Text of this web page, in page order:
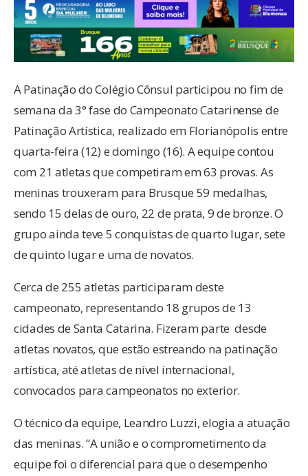
A Patinação do Colégio Cônsul participou no fim de
semana da 3° fase do Campeonato Catarinense de
Patinação Artística, realizado em Florianópolis entre
quarta-feira (12) e domingo (16). A equipe contou
com 21 atletas que competiram em 63 provas. As
meninas trouxeram para Brusque 59 medalhas,
sendo 15 delas de ouro, 22 de prata, 9 de bronze. O
grupo ainda teve 5 conquistas de quarto lugar, sete
de quinto lugar e uma de novatos.
Cerca de 255 atletas participaram deste
campeonato, representando 18 grupos de 13
cidades de Santa Catarina. Fizeram parte desde
atletas novatos, que estão estreando na patinação
artística, até atletas de nível internacional,
convocados para campeonatos no exterior.
O técnico da equipe, Leandro Luzzi, elogia a atuação
das meninas. “A união e o comprometimento da
equipe foi o diferencial para que o desempenho